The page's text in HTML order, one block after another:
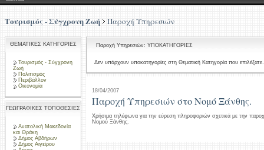
Τουρισμός - Σύγχρονη Ζωή Παροχή Υπηρεσιών
ΘΕΜΑΤΙΚΕΣ ΚΑΤΗΓΟΡΙΕΣ
Τουρισμός - Σύγχρονη
Ζωή
Πολιτισμός
Περιβάλλον
Οικονομία
ΓΕΩΓΡΑΦΙΚΕΣ ΤΟΠΟΘΕΣΙΕΣ
Ανατολική Μακεδονία
και Θράκη
Δήμος Αβδήρων
Δήμος Αιγείρου
Παροχή Υπηρεσιών: ΥΠΟΚΑΤΗΓΟΡΙΕΣ
Δεν υπάρχουν υποκατηγορίες στη Θεματική Κατηγορία που επιλέξατε.
18/04/2007
Παροχή Υπηρεσιών στο Νομό Ξάνθης.
Χρήσιμα τηλέφωνα για την εύρεση πληροφοριών σχετικά με την
Νομού Ξάνθης.